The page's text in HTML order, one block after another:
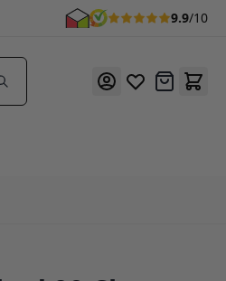
9.9/10
Offerte